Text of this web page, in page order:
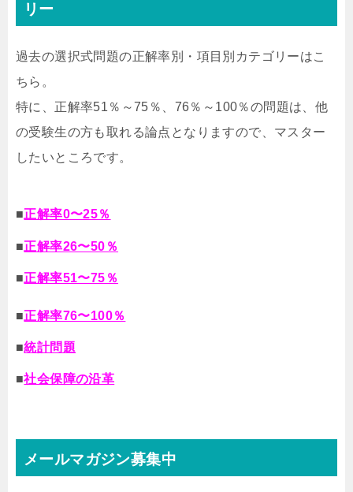
リー
過去の選択式問題の正解率別・項目別カテゴリーはこ
ちら。
特に、正解率51％～75％、76％～100％の問題は、他
の受験生の方も取れる論点となりますので、マスター
したいところです。
■正解率0〜25％
■正解率26〜50％
■正解率51〜75％
■正解率76〜100％
■統計問題
■社会保障の沿革
メールマガジン募集中